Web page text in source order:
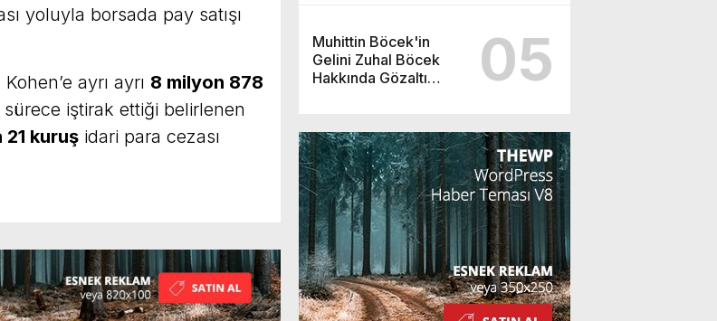
Muhittin Böcek'in
Gelini Zuhal Böcek
Hakkında Gözaltı
05
yoluyla borsada pay satışı
ayrı ayrı 8 milyon 878
iştirak ettiği belirlenen
kuruş idari para cezası